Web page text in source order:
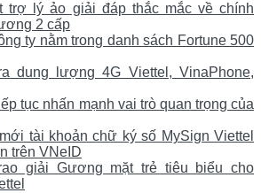
trợ lý ảo giải đáp thắc mắc về chính
2 cấp
ty nằm trong danh sách Fortune 500
dung lượng 4G Viettel, VinaPhone,
tục nhấn mạnh vai trò quan trọng của
tài khoản chữ ký số MySign Viettel
trên VNeID
giải Gương mặt trẻ tiêu biểu cho